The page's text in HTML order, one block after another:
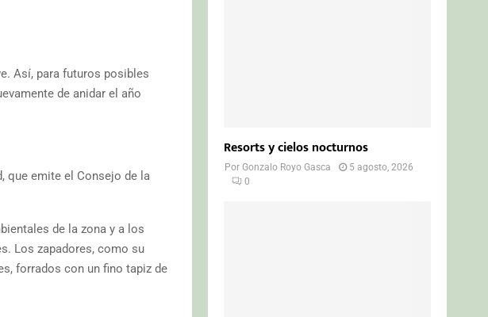
Así, para futuros posibles
de anidar el año
que emite el Consejo de la
de la zona y a los
Los zapadores, como su
forrados con un fino tapiz de
Resorts y cielos nocturnos
PorGonzalo Royo Gasca
5 agosto, 2026
0